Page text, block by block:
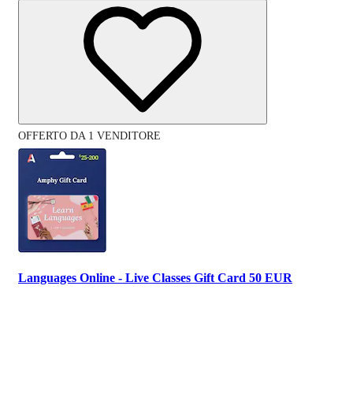
OFFERTO DA 1 VENDITORE
Languages Online - Live Classes Gift Card 50 EUR